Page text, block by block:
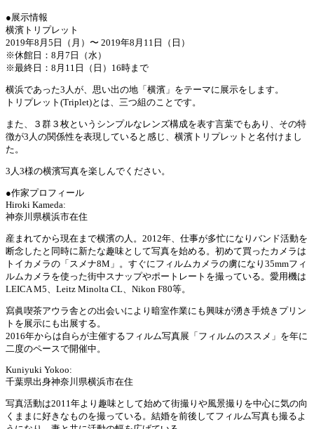
●展示情報
横濱トリプレット
2019年8月5日（月）〜 2019年8月11日（日）
※休館日：8月7日（水）
※最終日：8月11日（日）16時まで
横浜であった3人が、思い出の地「横濱」をテーマに展示をします。
トリプレット(Triplet)とは、三つ組のことです。
また、３群３枚というシンプルなレンズ構成を表す言葉でもあり、その特
徴が3人の関係性を表現していると感じ、横濱トリプレットと名付けまし
た。
3人3様の横濱写真を楽しんでください。
●作家プロフィール
Hiroki Kameda:
神奈川県横浜市在住
産まれてから現在まで横濱の人。2012年、仕事が多忙になりバンド活動を
断念したと同時に新たな趣味として写真を始める。初めて買ったカメラは
トイカメラの「スメナ8M」。すぐにフィルムカメラの虜になり35mmフィ
ルムカメラを使った街中スナップやポートレートを撮っている。愛用機は
LEICA M5、Leitz Minolta CL、Nikon F80等。
寫眞喫茶アウラ舎との出会いにより暗室作業にも興味が湧き手焼きプリン
トを展示にも出展する。
2016年からは自らが主催するフィルム写真展「フィルムのススメ」を年に
二度のペースで開催中。
Kuniyuki Yokoo:
千葉県出身神奈川県横浜市在住
写真活動は2011年より趣味として始めて街撮りや風景撮りを中心に気の向
くままに好きなものを撮っている。結婚を前後してフィルム写真も撮るよ